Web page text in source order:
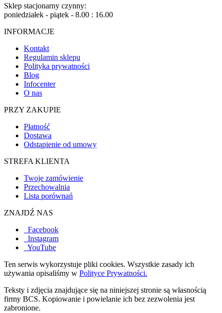
Sklep stacjonarny czynny:
poniedziałek - piątek - 8.00 : 16.00
INFORMACJE
Kontakt
Regulamin sklepu
Polityka prywatności
Blog
Infocenter
O nas
PRZY ZAKUPIE
Płatność
Dostawa
Odstąpienie od umowy
STREFA KLIENTA
Twoje zamówienie
Przechowalnia
Lista porównań
ZNAJDŹ NAS
Facebook
Instagram
YouTube
Ten serwis wykorzystuje pliki cookies. Wszystkie zasady ich
używania opisaliśmy w Polityce Prywatności.
Teksty i zdjęcia znajdujące się na niniejszej stronie są własnością
firmy BCS. Kopiowanie i powielanie ich bez zezwolenia jest
zabronione.